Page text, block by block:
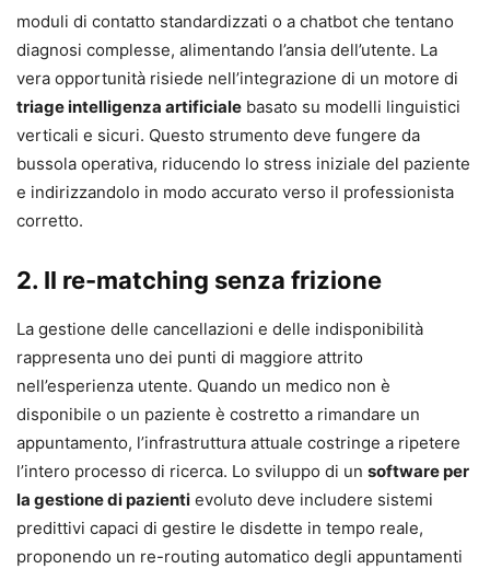
moduli di contatto standardizzati o a chatbot che tentano
diagnosi complesse, alimentando l’ansia dell’utente. La
vera opportunità risiede nell’integrazione di un motore di
triage intelligenza artificiale basato su modelli linguistici
verticali e sicuri. Questo strumento deve fungere da
bussola operativa, riducendo lo stress iniziale del paziente
e indirizzandolo in modo accurato verso il professionista
corretto.
2. Il re-matching senza frizione
La gestione delle cancellazioni e delle indisponibilità
rappresenta uno dei punti di maggiore attrito
nell’esperienza utente. Quando un medico non è
disponibile o un paziente è costretto a rimandare un
appuntamento, l’infrastruttura attuale costringe a ripetere
l’intero processo di ricerca. Lo sviluppo di un software per
la gestione di pazienti evoluto deve includere sistemi
predittivi capaci di gestire le disdette in tempo reale,
proponendo un re-routing automatico degli appuntamenti